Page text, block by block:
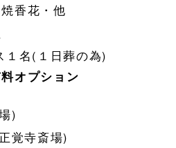
香花・他
１名(１日葬の為)
オプション
)
覚寺斎場)